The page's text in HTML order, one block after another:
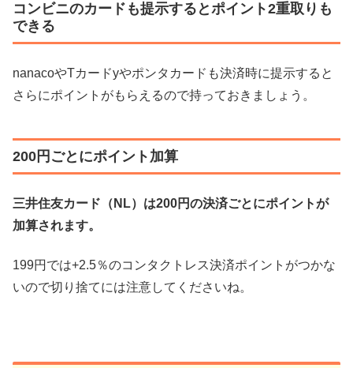
コンビニのカードも提示するとポイント2重取りも
できる
nanacoやTカードyやポンタカードも決済時に提示すると
さらにポイントがもらえるので持っておきましょう。
200円ごとにポイント加算
三井住友カード（NL）は200円の決済ごとにポイントが
加算されます。
199円では+2.5％のコンタクトレス決済ポイントがつかな
いので切り捨てには注意してくださいね。